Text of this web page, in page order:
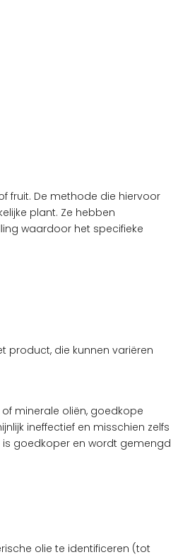
fruit. De methode die hiervoor
plant. Ze hebben
waardoor het specifieke
product, die kunnen variëren
minerale oliën, goedkope
ineffectief en misschien zelfs
goedkoper en wordt gemengd
olie te identificeren (tot